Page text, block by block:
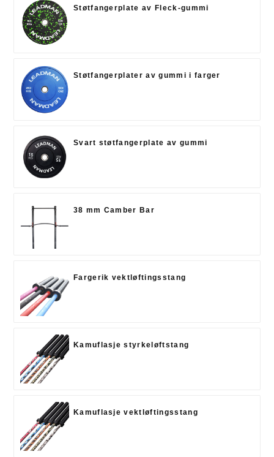
Støtfangerplate av Fleck-gummi
Støtfangerplater av gummi i farger
Svart støtfangerplate av gummi
38 mm Camber Bar
Fargerik vektløftingsstang
Kamuflasje styrkeløftstang
Kamuflasje vektløftingsstang